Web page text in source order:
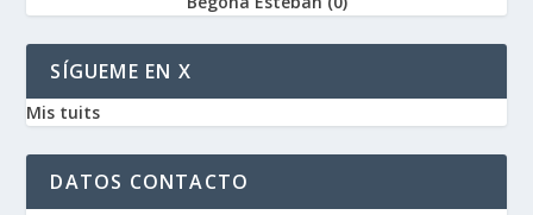
SÍGUEME EN X
Mis tuits
DATOS CONTACTO